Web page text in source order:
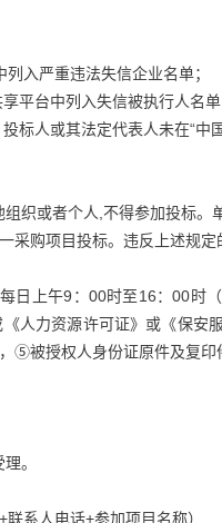
入严重违法失信企业名单；
平台中列入失信被执行人名单
标人或其法定代表人未在“中
织或者个人,不得参加投标。
购项目投标。违反上述规定
日上午9：00时至16：00时
人力资源许可证》或《保安
被授权人身份证原件及复印
。
系人电话+参加项目名称）